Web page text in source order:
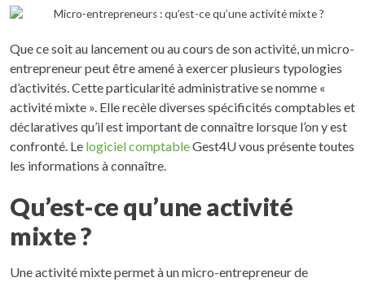
Que ce soit au lancement ou au cours de son activité, un micro-
entrepreneur peut être amené à exercer plusieurs typologies
d’activités. Cette particularité administrative se nomme «
activité mixte ». Elle recèle diverses spécificités comptables et
déclaratives qu’il est important de connaître lorsque l’on y est
confronté. Le logiciel comptableGest4U vous présente toutes
les informations à connaître.
Qu’est-ce qu’une activité
mixte ?
Une activité mixte permet à un micro-entrepreneur de